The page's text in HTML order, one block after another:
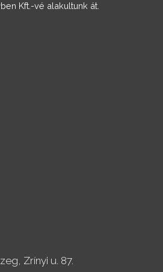
Kft.-vé alakultunk át.
Zrínyi u. 87.